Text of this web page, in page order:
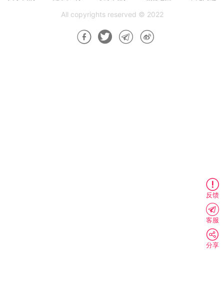
反馈
客服
分享
All copyrights reserved © 2022